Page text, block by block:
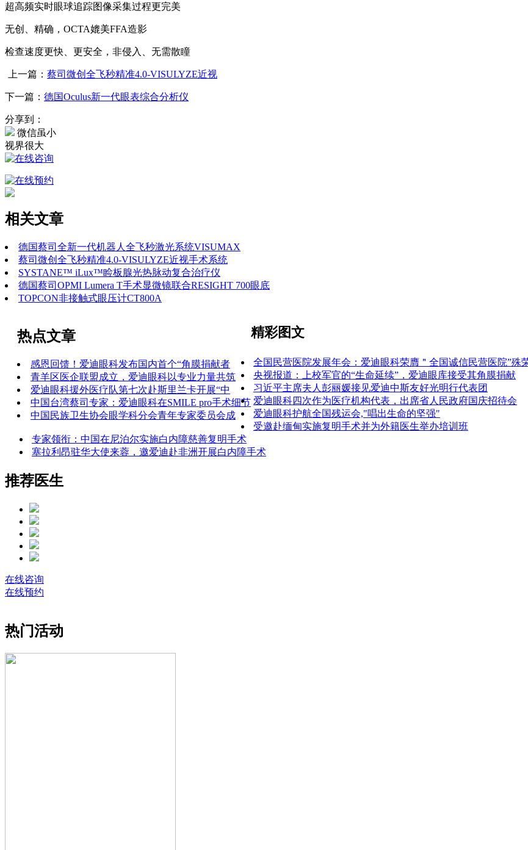
超高频实时眼球追踪图像采集过程更完美
无创、精确，OCTA媲美FFA造影
检查速度更快、更安全，非侵入、无需散瞳
上一篇： 蔡司微创全飞秒精准4.0-VISULYZE近视
下一篇： 德国Oculus新一代眼表综合分析仪
分享到：
微信虽小
视界很大
相关文章
德国蔡司全新一代机器人全飞秒激光系统VISUMAX
蔡司微创全飞秒精准4.0-VISULYZE近视手术系统
SYSTANE™ iLux™睑板腺光热脉动复合治疗仪
德国蔡司OPMI Lumera T手术显微镜联合RESIGHT 700眼底
TOPCON非接触式眼压计CT800A
热点文章
感恩回馈！爱迪眼科发布国内首个“角膜捐献者
青羊区医企联盟成立，爱迪眼科以专业力量共筑
爱迪眼科援外医疗队第七次赴斯里兰卡开展“中
中国台湾蔡司专家：爱迪眼科在SMILE pro手术细节
中国民族卫生协会眼学科分会青年专家委员会成
精彩图文
全国民营医院发展年会：爱迪眼科荣膺＂全国诚信民营医院”殊
央视报道：上校军官的“生命延续”，爱迪眼库接受其角膜捐献
习近平主席夫人彭丽媛接见爱迪中斯友好光明行代表团
爱迪眼科四次作为医疗机构代表，出席省人民政府国庆招待会
爱迪眼科护航全国残运会,"唱出生命的坚强"
受邀赴缅甸实施复明手术并为外籍医生举办培训班
专家领衔：中国在尼泊尔实施白内障慈善复明手术
塞拉利昂驻华大使来蓉，邀爱迪赴非洲开展白内障手术
推荐医生
在线咨询
在线预约
热门活动